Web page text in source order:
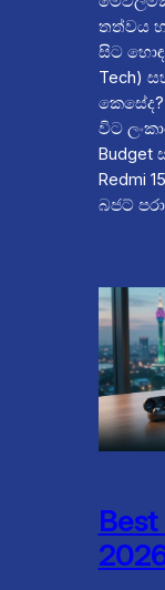
තත්වය
සිට
Tech)
විට
Budget
Redmi
බජට්